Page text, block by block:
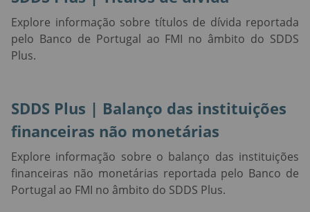
Explore informação sobre títulos de dívida reportada
pelo Banco de Portugal ao FMI no âmbito do SDDS
Plus.
SDDS Plus | Balanço das instituições
financeiras não monetárias
Explore informação sobre o balanço das instituições
financeiras não monetárias reportada pelo Banco de
Portugal ao FMI no âmbito do SDDS Plus.